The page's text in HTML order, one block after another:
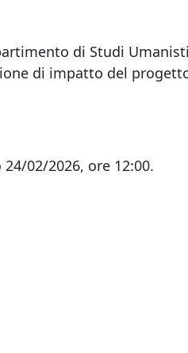
di Studi
di impatto del
02/2026, ore 12:00.